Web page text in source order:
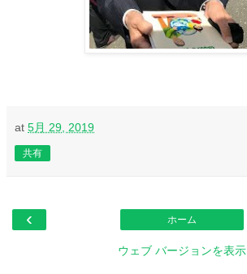
at 5月 29, 2019
共有
‹ ホーム
ウェブ バージョンを表示